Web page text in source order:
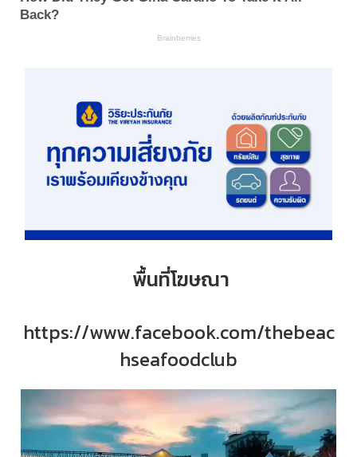
พื้นที่โฆษณา
https://www.facebook.com/thebeac
hseafoodclub